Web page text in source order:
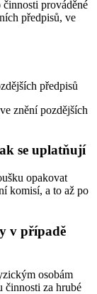
prováděné
předpisů, ve
předpisů
znění pozdějších
se uplatňují
opakovat
komisí, a to až po
v případě
osobám
činnosti za hrubé